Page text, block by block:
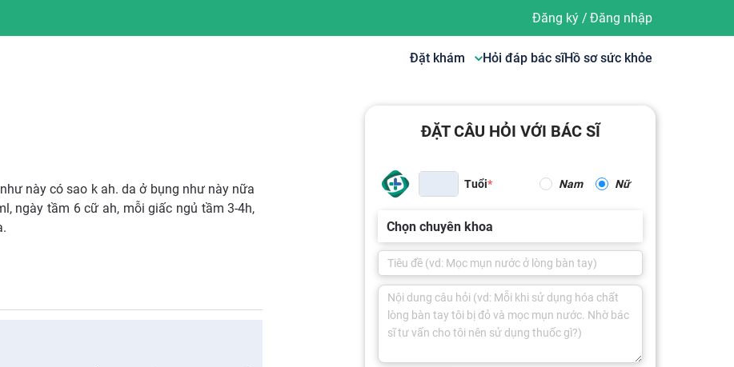
Đăng ký/ Đăng nhập
Đặt khám Hỏi đáp bác sĩHồ sơ sức khỏe
này có sao k ah. da ở bụng như này nữa
ngày tầm 6 cữ ah, mỗi giấc ngủ tầm 3-4h,
ĐẶT CÂU HỎI VỚI BÁC SĨ
Tuổi Nam Nữ
Chọn chuyên khoa